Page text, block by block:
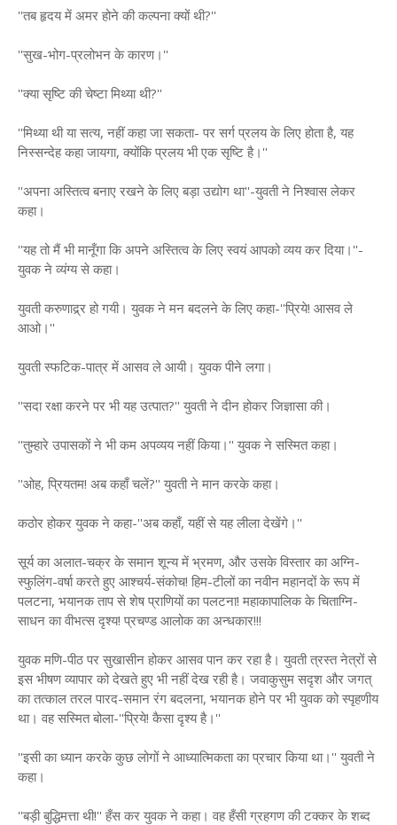
''तब हृदय में अमर होने की कल्पना क्यों थी?''
''सुख-भोग-प्रलोभन के कारण।''
''क्या सृष्टि की चेष्टा मिथ्या थी?''
''मिथ्या थी या सत्य, नहीं कहा जा सकता- पर सर्ग प्रलय के लिए होता है, यह
निस्सन्देह कहा जायगा, क्योंकि प्रलय भी एक सृष्टि है।''
''अपना अस्तित्व बनाए रखने के लिए बड़ा उद्योग था''-युवती ने निश्वास लेकर
कहा।
''यह तो मैं भी मानूँगा कि अपने अस्तित्व के लिए स्वयं आपको व्यय कर दिया।''-
युवक ने व्यंग्य से कहा।
युवती करुणाद्र्र हो गयी। युवक ने मन बदलने के लिए कहा-''प्रिये! आसव ले
आओ।''
युवती स्फटिक-पात्र में आसव ले आयी। युवक पीने लगा।
''सदा रक्षा करने पर भी यह उत्पात?'' युवती ने दीन होकर जिज्ञासा की।
''तुम्हारे उपासकों ने भी कम अपव्यय नहीं किया।'' युवक ने सस्मित कहा।
''ओह, प्रियतम! अब कहाँ चलें?'' युवती ने मान करके कहा।
कठोर होकर युवक ने कहा-''अब कहाँ, यहीं से यह लीला देखेंगे।''
सूर्य का अलात-चक्र के समान शून्य में भ्रमण, और उसके विस्तार का अग्नि-
स्फुलिंग-वर्षा करते हुए आश्चर्य-संकोच! हिम-टीलों का नवीन महानदों के रूप में
पलटना, भयानक ताप से शेष प्राणियों का पलटना! महाकापालिक के चिताग्नि-
साधन का वीभत्स दृश्य! प्रचण्ड आलोक का अन्धकार!!!
युवक मणि-पीठ पर सुखासीन होकर आसव पान कर रहा है। युवती त्रस्त नेत्रों से
इस भीषण व्यापार को देखते हुए भी नहीं देख रही है। जवाकुसुम सदृश और जगत्
का तत्काल तरल पारद-समान रंग बदलना, भयानक होने पर भी युवक को स्पृहणीय
था। वह सस्मित बोला-''प्रिये! कैसा दृश्य है।''
''इसी का ध्यान करके कुछ लोगों ने आध्यात्मिकता का प्रचार किया था।'' युवती ने
कहा।
''बड़ी बुद्धिमत्ता थी!'' हँस कर युवक ने कहा। वह हँसी ग्रहगण की टक्कर के शब्द